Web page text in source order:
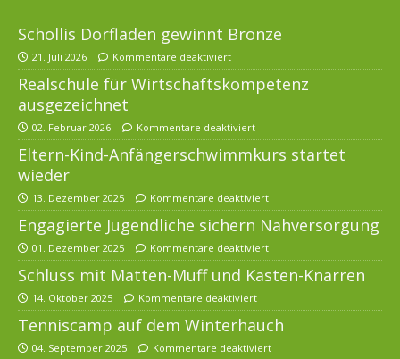
Schollis Dorfladen gewinnt Bronze
21. Juli 2026 Kommentare deaktiviert
Realschule für Wirtschaftskompetenz
ausgezeichnet
02. Februar 2026 Kommentare deaktiviert
Eltern-Kind-Anfängerschwimmkurs startet
wieder
13. Dezember 2025 Kommentare deaktiviert
Engagierte Jugendliche sichern Nahversorgung
01. Dezember 2025 Kommentare deaktiviert
Schluss mit Matten-Muff und Kasten-Knarren
14. Oktober 2025 Kommentare deaktiviert
Tenniscamp auf dem Winterhauch
04. September 2025 Kommentare deaktiviert